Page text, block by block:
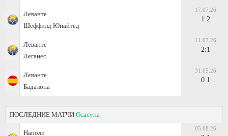
Леванте
Шеффилд Юнайтед
17.07.26
1:2
Леванте
Леганес
11.07.26
2:1
Леванте
Бадалона
31.05.26
0:1
ПОСЛЕДНИЕ МАТЧИ Осасуна
Наполи
05.08.26